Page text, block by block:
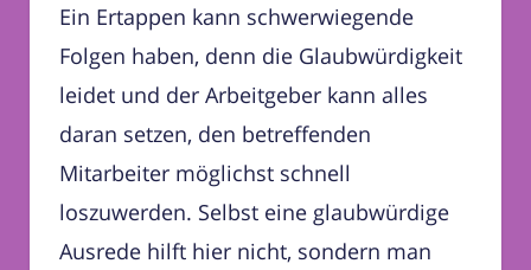
Ein Ertappen kann schwerwiegende
Folgen haben, denn die Glaubwürdigkeit
leidet und der Arbeitgeber kann alles
daran setzen, den betreffenden
Mitarbeiter möglichst schnell
loszuwerden. Selbst eine glaubwürdige
Ausrede hilft hier nicht, sondern man